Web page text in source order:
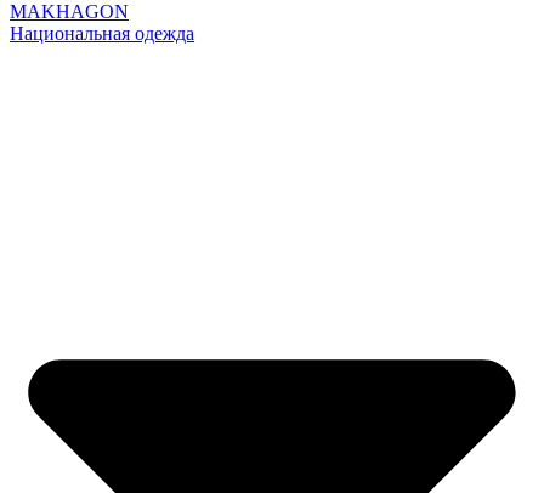
MAKHAGON
Национальная одежда